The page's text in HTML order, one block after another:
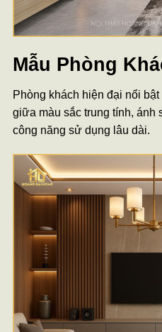
Mẫu Phòng
Phòng khách hiện đại nổi
giữa màu sắc trung tính, ánh
công năng sử dụng lâu dài.